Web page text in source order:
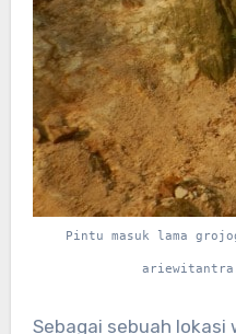
Pintu masuk lama
Sebagai sebuah